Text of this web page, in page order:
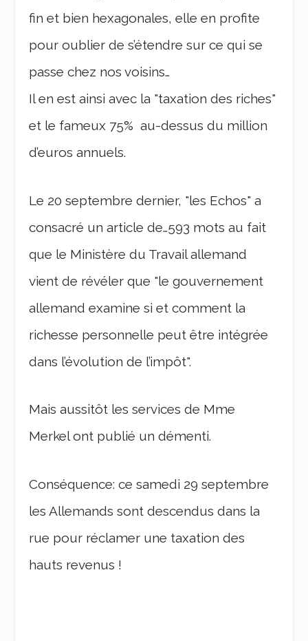
fin et bien hexagonales, elle en profite
pour oublier de s’étendre sur ce qui se
passe chez nos voisins…
Il en est ainsi avec la "taxation des riches"
et le fameux 75% au-dessus du million
d’euros annuels.
Le 20 septembre dernier, "les Echos" a
consacré un article de…593 mots au fait
que le Ministère du Travail allemand
vient de révéler que "le gouvernement
allemand examine si et comment la
richesse personnelle peut être intégrée
dans l’évolution de l’impôt".
Mais aussitôt les services de Mme
Merkel ont publié un démenti.
Conséquence: ce samedi 29 septembre
les Allemands sont descendus dans la
rue pour réclamer une taxation des
hauts revenus !